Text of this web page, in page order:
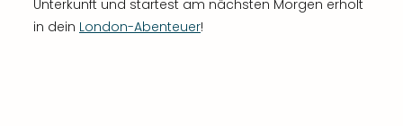
Unterkunft und startest am nächsten Morgen erholt
in dein London-Abenteuer!